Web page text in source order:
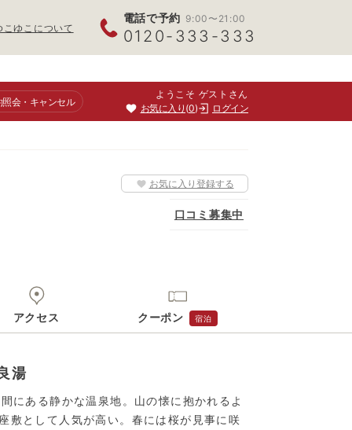
こゆこについて
電話で予約 9:00〜21:00
0120-333-333
照会・キャンセル
ようこそ ゲストさん
お気に入り 0 ログイン
お気に入り登録する
口コミ募集中
アクセス クーポン 宿泊
湯
にある静かな温泉地。山の懐に抱かれるよ
敷として人気が高い。春には桜が見事に咲